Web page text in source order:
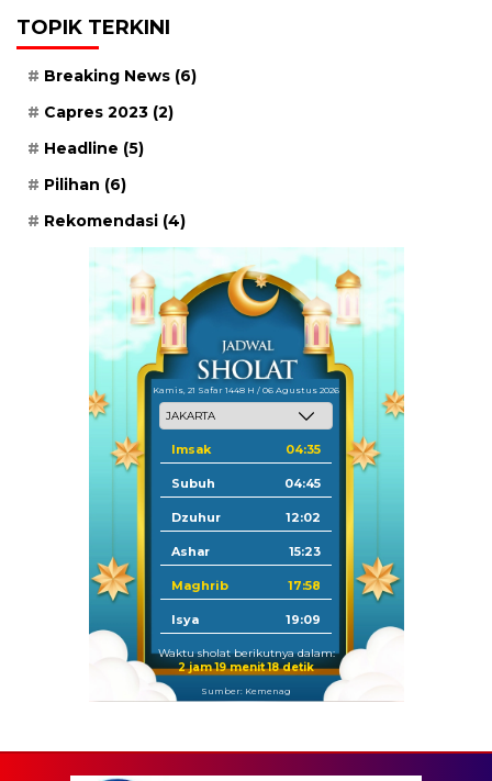
TOPIK TERKINI
Breaking News (6)
Capres 2023 (2)
Headline (5)
Pilihan (6)
Rekomendasi (4)
Kamis, 21 Safar 1448 H / 06 Agustus 2026
Imsak 04:35
Subuh 04:45
Dzuhur 12:02
Ashar 15:23
Maghrib 17:58
Isya 19:09
Waktu sholat berikutnya dalam:
2 jam 19 menit 17 detik
Sumber: Kemenag